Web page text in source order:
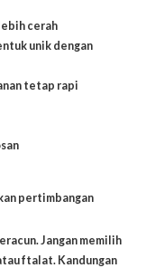
cerah
unik dengan
tetap rapi
pertimbangan
Jangan memilih
ftalat. Kandungan